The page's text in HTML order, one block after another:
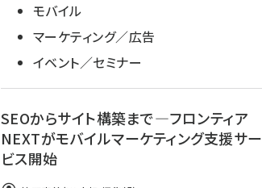
モバイル
マーケティング／広告
イベント／セミナー
SEOからサイト構築まで―フロンティア
NEXTがモバイルマーケティング支援サー
ビス開始